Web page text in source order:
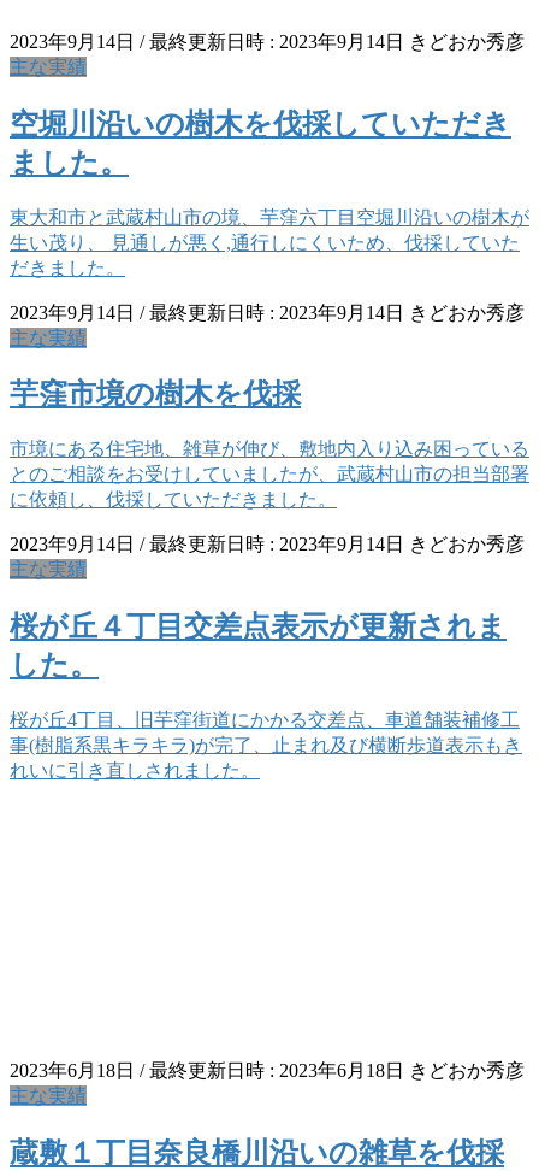
2023年9月14日 / 最終更新日時 : 2023年9月14日 きどおか秀彦
主な実績
空堀川沿いの樹木を伐採していただき
ました。
東大和市と武蔵村山市の境、芋窪六丁目空堀川沿いの樹木が
生い茂り、 見通しが悪く,通行しにくいため、伐採していた
だきました。
2023年9月14日 / 最終更新日時 : 2023年9月14日 きどおか秀彦
主な実績
芋窪市境の樹木を伐採
市境にある住宅地、雑草が伸び、敷地内入り込み困っている
とのご相談をお受けしていましたが、武蔵村山市の担当部署
に依頼し、伐採していただきました。
2023年9月14日 / 最終更新日時 : 2023年9月14日 きどおか秀彦
主な実績
桜が丘４丁目交差点表示が更新されま
した。
桜が丘4丁目、旧芋窪街道にかかる交差点、車道舗装補修工
事(樹脂系黒キラキラ)が完了、止まれ及び横断歩道表示もき
れいに引き直しされました。
2023年6月18日 / 最終更新日時 : 2023年6月18日 きどおか秀彦
主な実績
蔵敷１丁目奈良橋川沿いの雑草を伐採